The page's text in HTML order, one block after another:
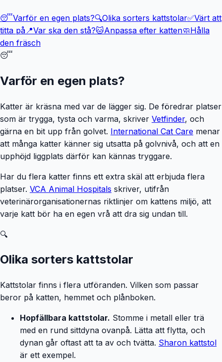
😴Varför en egen plats?🔍Olika sorters kattstolar✅Värt att
titta på 📍Var ska den stå?🐱Anpassa efter katten🧼Hålla
den fräsch
😴
Varför en egen plats?
Katter är kräsna med var de lägger sig. De föredrar platser
som är trygga, tysta och varma, skriver Vetfinder, och
gärna en bit upp från golvet. International Cat Care menar
att många katter känner sig utsatta på golvnivå, och att en
upphöjd liggplats därför kan kännas tryggare.
Har du flera katter finns ett extra skäl att erbjuda flera
platser. VCA Animal Hospitals skriver, utifrån
veterinärorganisationernas riktlinjer om kattens miljö, att
varje katt bör ha en egen vrå att dra sig undan till.
🔍
Olika sorters kattstolar
Kattstolar finns i flera utföranden. Vilken som passar
beror på katten, hemmet och plånboken.
Hopfällbara kattstolar. Stomme i metall eller trä
med en rund sittdyna ovanpå. Lätta att flytta, och
dynan går oftast att ta av och tvätta. Sharon kattstol
är ett exempel.